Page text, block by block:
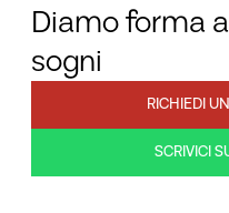
Diamo forma
sogni
RICHIEDI
SCRIVICI